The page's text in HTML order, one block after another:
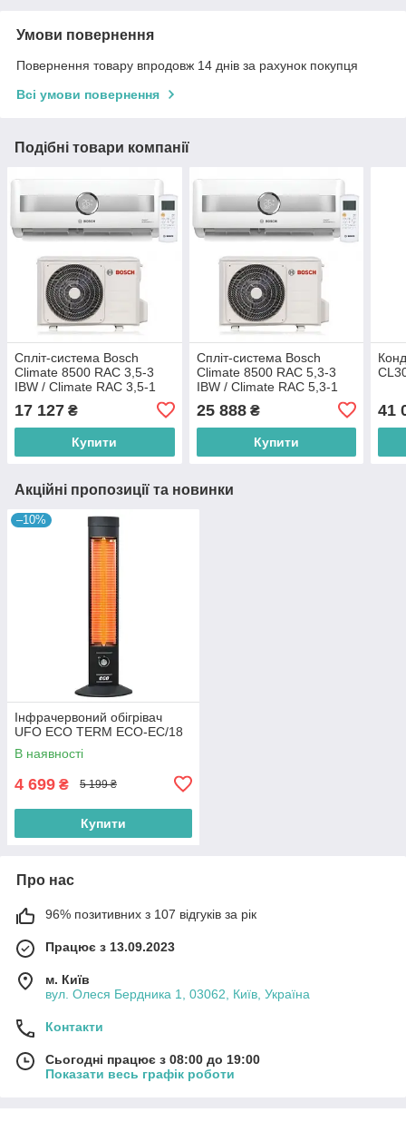
Умови повернення
Повернення товару впродовж 14 днів за рахунок покупця
Всі умови повернення
Подібні товари компанії
Спліт-система Bosch
Climate 8500 RAC 3,5-3
IBW / Climate RAC 3,5-1
17 127 ₴
Купити
Спліт-система Bosch
Climate 8500 RAC 5,3-3
IBW / Climate RAC 5,3-1
25 888₴
Купити
41
Акційні пропозиції та новинки
–10%
Інфрачервоний обігрівач
UFO ECO TERM ECO-EC/18
В наявності
4 699 ₴ 5 199 ₴
Купити
Про нас
96% позитивних з 107 відгуків за рік
Працює з 13.09.2023
м. Київ
вул. Олеся Бердника 1, 03062, Київ, Україна
Контакти
Сьогодні працює з 08:00 до 19:00
Показати весь графік роботи